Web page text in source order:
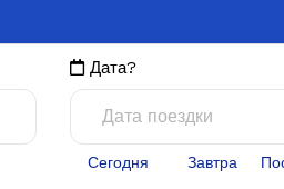
Дата?
Сегодня Завтра